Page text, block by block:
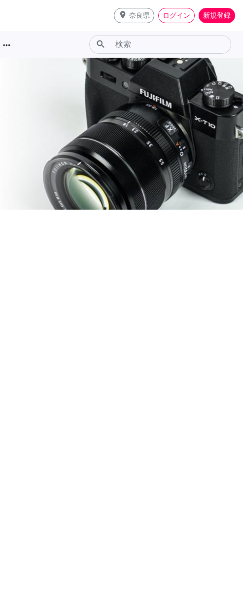
place 奈良県 ログイン 新規登録
more_horiz search